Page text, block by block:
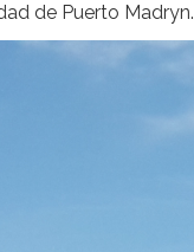
de Puerto Madryn.